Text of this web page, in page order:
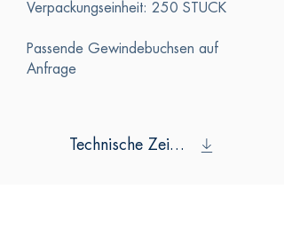
Verpackungseinheit: 250 STÜCK
Passende Gewindebuchsen auf
Anfrage
Technische Zeichnung